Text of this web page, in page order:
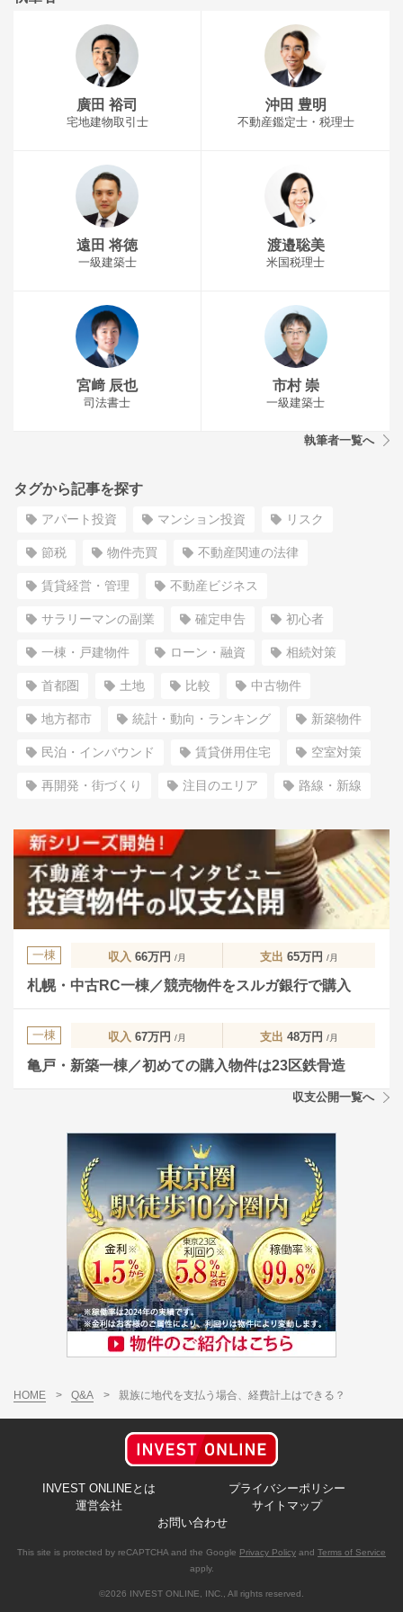
廣田 裕司
宅地建物取引士
沖田 豊明
不動産鑑定士・税理士
遠田 将徳
一級建築士
渡邉聡美
米国税理士
宮﨑 辰也
司法書士
市村 崇
一級建築士
執筆者一覧へ
タグから記事を探す
アパート投資 マンション投資 リスク
節税 物件売買 不動産関連の法律
賃貸経営・管理 不動産ビジネス
サラリーマンの副業 確定申告 初心者
一棟・戸建物件 ローン・融資 相続対策
首都圏 土地 比較 中古物件
地方都市 統計・動向・ランキング 新築物件
民泊・インバウンド 賃貸併用住宅 空室対策
再開発・街づくり 注目のエリア 路線・新線
一棟 収入 66万円 /月 支出 65万円 /月
札幌・中古RC一棟／競売物件をスルガ銀行で購入
一棟 収入 67万円 /月 支出 48万円 /月
亀戸・新築一棟／初めての購入物件は23区鉄骨造
収支公開一覧へ
HOME > Q&A > 親族に地代を支払う場合、経費計上はできる？
INVEST ONLINEとは
プライバシーポリシー
運営会社
サイトマップ
お問い合わせ
This site is protected by reCAPTCHA and the Google Privacy Policy and Terms of Service
apply.
©2026 INVEST ONLINE, INC., All rights reserved.